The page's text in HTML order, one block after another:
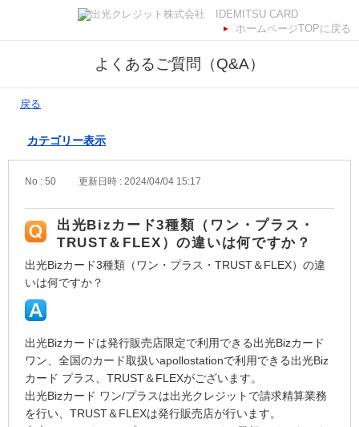
ホームページTOPに戻る
よくあるご質問（Q&A）
戻る
カテゴリー表示
No : 50 更新日時 : 2024/04/04 15:17
出光Bizカード3種類（ワン・プラス・
TRUST＆FLEX）の違いは何ですか？
出光Bizカード3種類（ワン・プラス・TRUST＆FLEX）の違
いは何ですか？
出光Bizカードは発行販売店限定で利用できる出光Bizカード
ワン、全国のカード取扱いapollostationで利用できる出光Biz
カード プラス、TRUST＆FLEXがございます。
出光Bizカード ワン/プラスは出光クレジットで請求精算業務
を行い、TRUST＆FLEXは発行販売店が行います。